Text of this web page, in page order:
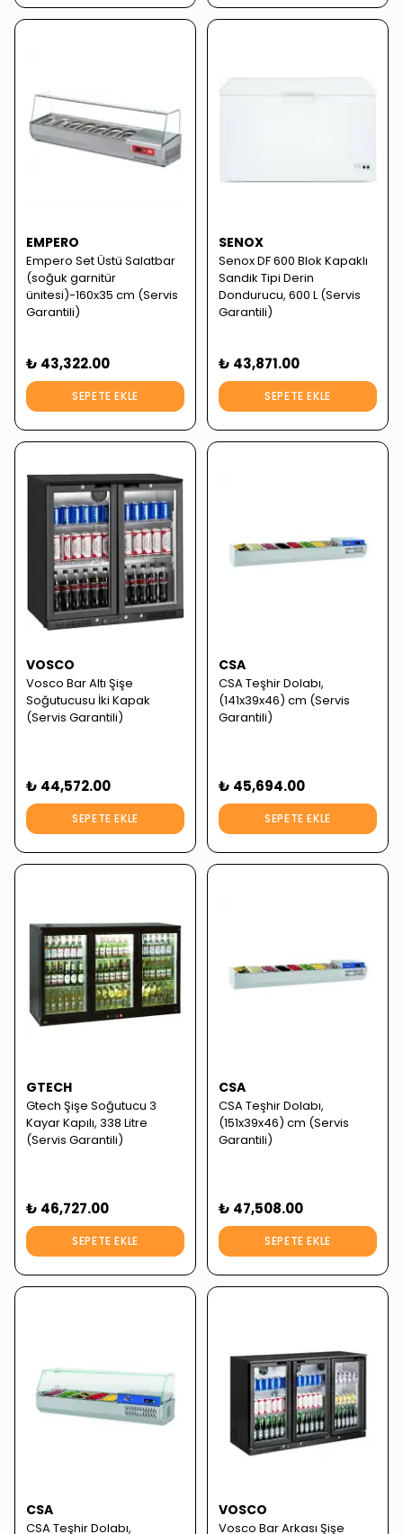
EMPERO
Empero Set Üstü Salatbar
(soğuk garnitür
ünitesi)-160x35 cm (Servis
Garantili)
₺ 43,322.00
SEPETE EKLE
SENOX
Senox DF 600 Blok Kapaklı
Sandik Tipi Derin
Dondurucu, 600 L (Servis
Garantili)
₺ 43,871.00
SEPETE EKLE
VOSCO
Vosco Bar Altı Şişe
Soğutucusu İki Kapak
(Servis Garantili)
₺ 44,572.00
SEPETE EKLE
CSA
CSA Teşhir Dolabı,
(141x39x46) cm (Servis
Garantili)
₺ 45,694.00
SEPETE EKLE
GTECH
Gtech Şişe Soğutucu 3
Kayar Kapılı, 338 Litre
(Servis Garantili)
₺ 46,727.00
SEPETE EKLE
CSA
CSA Teşhir Dolabı,
(151x39x46) cm (Servis
Garantili)
₺ 47,508.00
SEPETE EKLE
CSA
CSA Teşhir Dolabı,
VOSCO
Vosco Bar Arkası Şişe